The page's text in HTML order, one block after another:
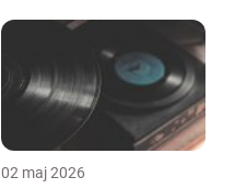
02 maj 2026